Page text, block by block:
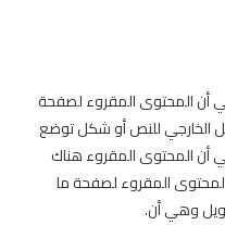
أن المحتوى المقروء لصفحة
الخارجي للنص أو شكل توضع
المحتوى المقروء هناك
المقروء لصفحة ما
وهي أن.